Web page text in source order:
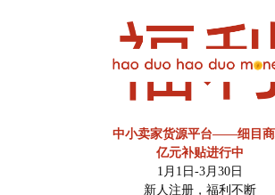
中小卖家货源平台——细目
亿元补贴进行中
1月1日-3月30日
新人注册，福利不断